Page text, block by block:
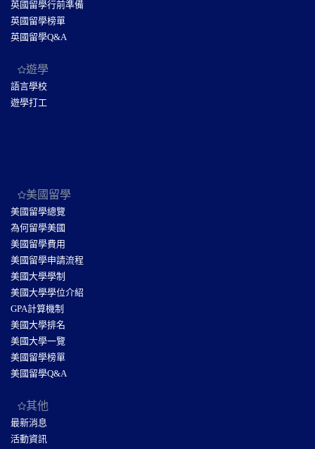
英國留學行前準備
英國留學榜單
英國留學Q&A
遊學
語言學校
遊學打工
美國留學
美國留學總覽
為何留學美國
美國留學費用
美國留學申請流程
美國大學學制
美國大學學位介紹
GPA計算機制
美國大學排名
美國大學一覽
美國留學榜單
美國留學Q&A
其他
最新消息
活動資訊